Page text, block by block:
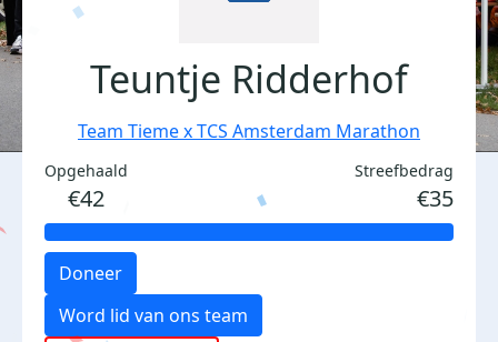
Teuntje Ridderhof
Team Tieme x TCS Amsterdam Marathon
Opgehaald
€42
Streefbedrag
€35
Doneer
Word lid van ons team